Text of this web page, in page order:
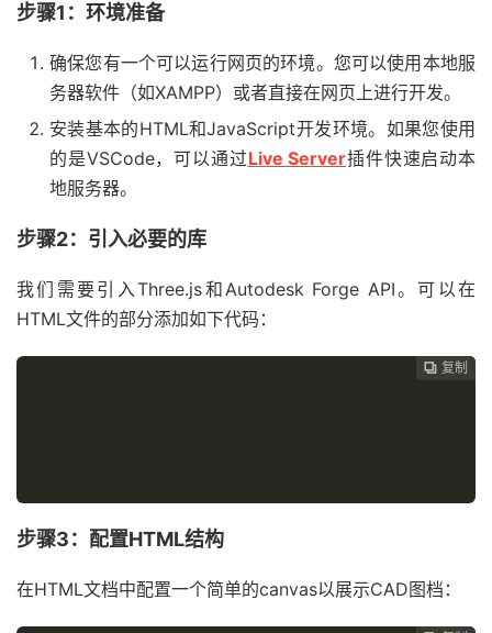
步骤1：环境准备
确保您有一个可以运行网页的环境。您可以使用本地服
务器软件（如XAMPP）或者直接在网页上进行开发。
安装基本的HTML和JavaScript开发环境。如果您使用
的是VSCode，可以通过Live Server插件快速启动本
地服务器。
步骤2：引入必要的库
我们需要引入Three.js和Autodesk Forge API。可以在
HTML文件的部分添加如下代码：
 复制
 复制
 复制
 复制
 复制
步骤3：配置HTML结构
在HTML文档中配置一个简单的canvas以展示CAD图档：